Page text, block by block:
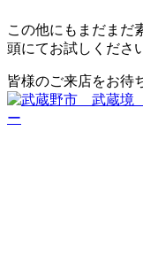
この他にもまだまだ
頭にてお試しくださ
皆様のご来店をお待